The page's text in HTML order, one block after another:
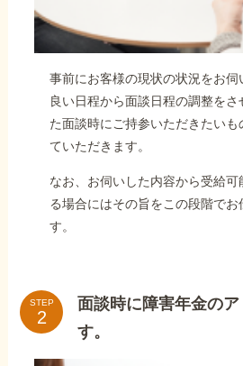
事前にお客様の現状の状況をお
良い日程から面談日程の調整をさ
た面談時にご持参いただきたい
ていただきます。
なお、お伺いした内容から受給可
る場合にはその旨をこの段階でお
す。
STEP
面談時に障害年金の
す。